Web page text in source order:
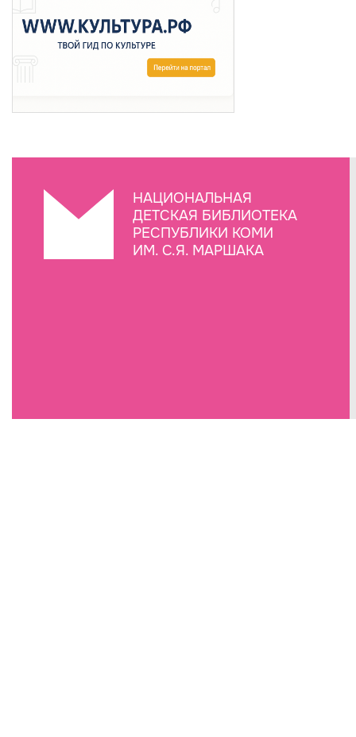
НАЦИОНАЛЬНАЯ
ДЕТСКАЯ БИБЛИОТЕКА
РЕСПУБЛИКИ КОМИ
ИМ. С.Я. МАРШАКА